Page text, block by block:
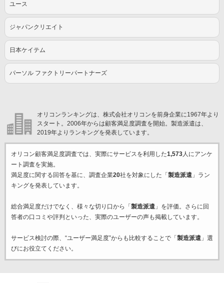
ユース
ジャパンクリエイト
日本ケイテム
パーソル ファクトリーパートナーズ
オリコンランキングは、株式会社オリコンを前身企業に1967年より
スタート。2006年からは顧客満足度調査を開始。製造派遣は、
2019年よりランキングを発表しています。
オリコン顧客満足度調査では、実際にサービスを利用した1,573人にアンケ
ート調査を実施。
満足度に関する回答を基に、調査企業20社を対象にした「 製造派遣」ラン
キングを発表しています。
総合満足度だけでなく、様々な切り口から「 製造派遣」を評価。さらに回
答者の口コミや評判といった、実際のユーザーの声も掲載しています。
サービス検討の際、“ユーザー満足度”からも比較することで「 製造派遣」選
びにお役立てください。